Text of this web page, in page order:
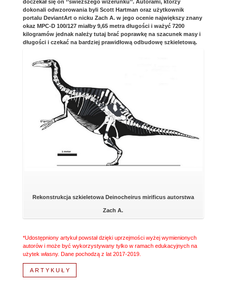
doczekał się on ‘’świeższego wizerunku’’. Autorami, którzy
dokonali odwzorowania byli Scott Hartman oraz użytkownik
portalu DeviantArt o nicku Zach A. w jego ocenie największy znany
okaz MPC-D 100/127 miałby 9,65 metra długości i ważyć 7200
kilogramów jednak należy tutaj brać poprawkę na szacunek masy i
długości i czekać na bardziej prawidłową odbudowę szkieletową.
Rekonstrukcja szkieletowa Deinocheirus mirificus autorstwa
Zach A.
*Udostępniony artykuł powstał dzięki uprzejmości wyżej wymienionych
autorów i może być wykorzystywany tylko w ramach edukacyjnych na
użytek własny. Dane pochodzą z lat 2017-2019.
ARTYKUŁY